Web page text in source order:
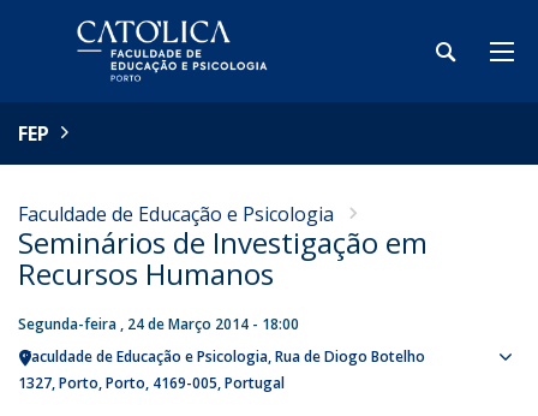
FEP
Faculdade de Educação e Psicologia
Seminários de Investigação em
Recursos Humanos
Segunda-feira , 24 de Março 2014 - 18:00
Faculdade de Educação e Psicologia Rua de Diogo Botelho
1327 Porto Porto 4169-005 Portugal